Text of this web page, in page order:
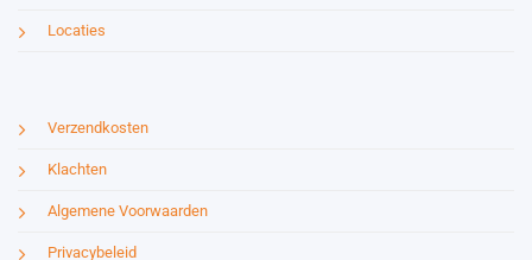
Locaties
Verzendkosten
Klachten
Algemene Voorwaarden
Privacybeleid